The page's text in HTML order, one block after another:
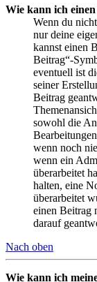
Wie kann ich
Wenn du
nur deine
kannst einen
Beitrag“-
eventuell ist
seiner
Beitrag
sowohl die
wenn noch
wenn ein
überarbeitet
halten, eine
überarbeitet
einen Beitrag
darauf
Nach oben
Wie kann ich